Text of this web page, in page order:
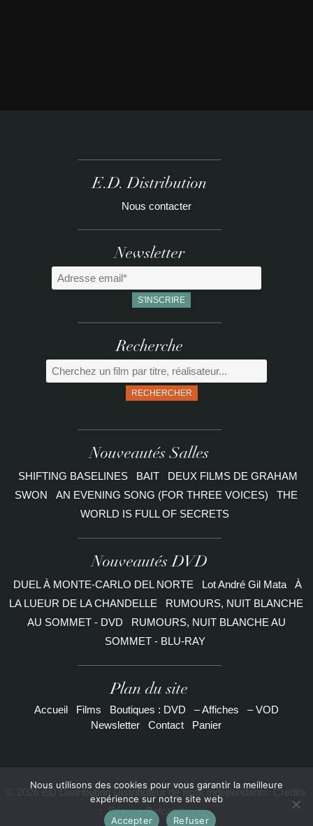
E.D. Distribution
Nous contacter
Newsletter
Recherche
RECHERCHER
Nouveautés Salles
SHIFTING BASELINES BAIT
DEUX FILMS DE GRAHAM
SWON
AN EVENING SONG (FOR THREE VOICES)
THE
WORLD IS FULL OF SECRETS
Nouveautés DVD
DUEL À MONTE-CARLO DEL NORTE Lot André Gil Mata
À
LA LUEUR DE LA CHANDELLE
RUMOURS, NUIT BLANCHE
AU SOMMET - DVD
RUMOURS, NUIT BLANCHE AU
SOMMET - BLU-RAY
Plan du site
Accueil Films Boutiques : DVD – Affiches
– VOD
Newsletter
Contact Panier
© 2026 ED Distribution Distributeur de films indépendants. Crédits
Etienne Delcambre
Nous utilisons des cookies pour vous garantir la meilleure
expérience sur notre site web
Accepter
Refuser